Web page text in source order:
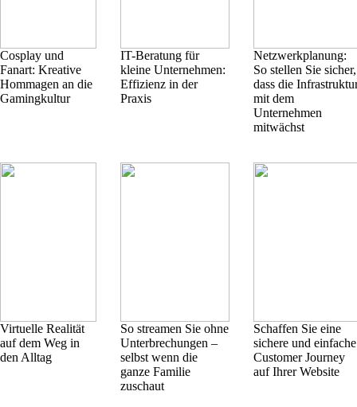
Cosplay und
Fanart: Kreative
Hommagen an die
Gamingkultur
IT-Beratung für
kleine Unternehmen:
Effizienz in der
Praxis
Netzwerkplanung:
So stellen Sie sicher,
dass die
mit dem
Unternehmen
mitwächst
Virtuelle Realität
auf dem Weg in
den Alltag
So streamen Sie ohne
Unterbrechungen –
selbst wenn die
ganze Familie
zuschaut
Schaffen Sie eine
sichere und einfache
Customer Journey
auf Ihrer Website